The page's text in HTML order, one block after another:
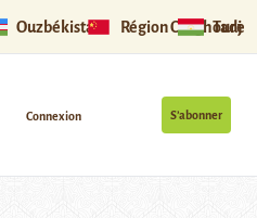
Ouzbékistan Région Ouïghoure
S’abonner
Connexion